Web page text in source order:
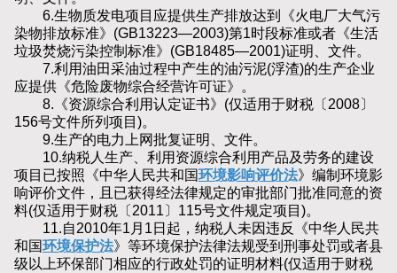
6.生物质发电项目应提供生产排放达到《火电厂大气污
染物排放标准》(GB13223—2003)第1时段标准或者《生活
垃圾焚烧污染控制标准》(GB18485—2001)证明、文件。
7.利用油田采油过程中产生的油污泥(浮渣)的生产企业
应提供《危险废物综合经营许可证》。
8.《资源综合利用认定证书》(仅适用于财税〔2008〕
156号文件所列项目)。
9.生产的电力上网批复证明、文件。
10.纳税人生产、利用资源综合利用产品及劳务的建设
项目已按照《中华人民共和国环境影响评价法》编制环境影
响评价文件，且已获得经法律规定的审批部门批准同意的资
料(仅适用于财税〔2011〕115号文件规定项目)。
11.自2010年1月1日起，纳税人未因违反《中华人民共
和国环境保护法》等环境保护法律法规受到刑事处罚或者县
级以上环保部门相应的行政处罚的证明材料(仅适用于财税